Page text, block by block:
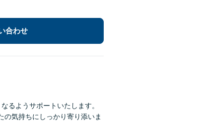
合わせ
るようサポートいたします。
気持ちにしっかり寄り添いま